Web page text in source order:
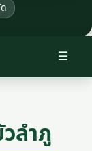
☰
ลำภู